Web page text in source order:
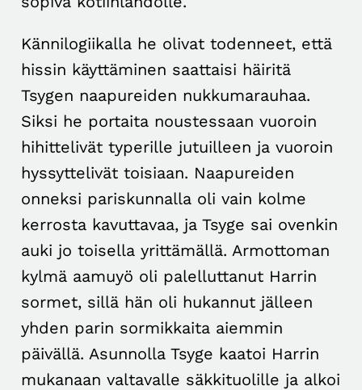
Kännilogiikalla he olivat todenneet, että
hissin käyttäminen saattaisi häiritä
Tsygen naapureiden nukkumarauhaa.
Siksi he portaita noustessaan vuoroin
hihittelivät typerille jutuilleen ja vuoroin
hyssyttelivät toisiaan. Naapureiden
onneksi pariskunnalla oli vain kolme
kerrosta kavuttavaa, ja Tsyge sai ovenkin
auki jo toisella yrittämällä. Armottoman
kylmä aamuyö oli palelluttanut Harrin
sormet, sillä hän oli hukannut jälleen
yhden parin sormikkaita aiemmin
päivällä. Asunnolla Tsyge kaatoi Harrin
mukanaan valtavalle säkkituolille ja alkoi